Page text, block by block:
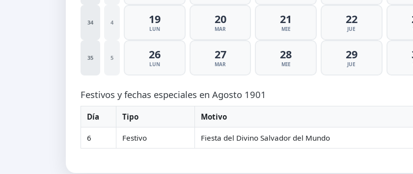
34 4 19
LUN
20
MAR
21
MIE
22
JUE
35 5 26
LUN
27
MAR
28
MIE
29
JUE
Festivos y fechas especiales en Agosto 1901
Día Tipo Motivo
6 Festivo Fiesta del Divino Salvador del Mundo